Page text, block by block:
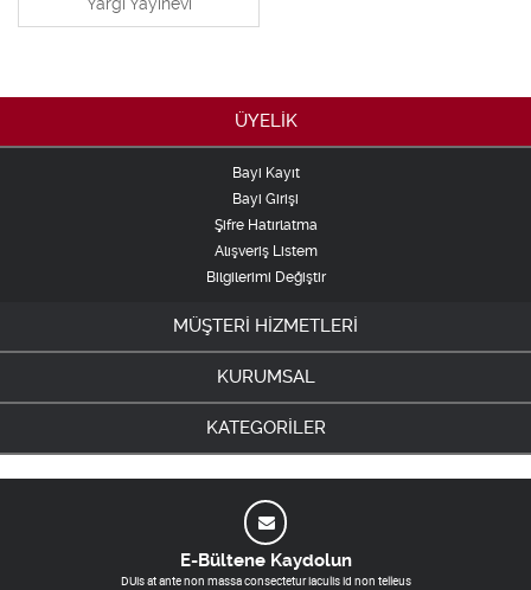
ÜYELİK
Bayi Kayıt
Bayi Girişi
Şifre Hatırlatma
Alışveriş Listem
Bilgilerimi Değiştir
MÜŞTERİ HİZMETLERİ
KURUMSAL
KATEGORİLER
E-Bültene Kaydolun
DUis at ante non massa consectetur iaculis id non telleus